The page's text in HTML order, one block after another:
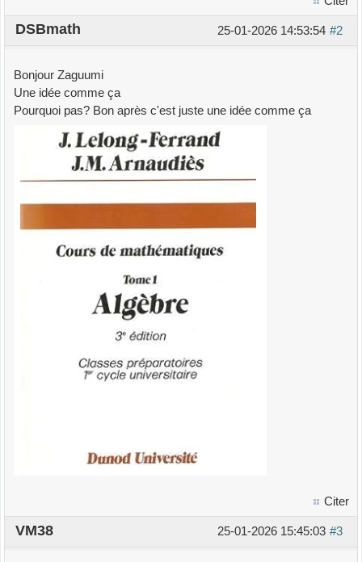
#2
25-01-2026 14:53:54
DSBmath
Bonjour Zaguumi
Une idée comme ça
Pourquoi pas? Bon après c'est juste une idée comme ça
Citer
#3
25-01-2026 15:45:03
VM38